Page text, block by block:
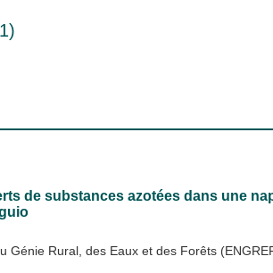
)
de substances azotées dans une
Génie Rural, des Eaux et des Forêts